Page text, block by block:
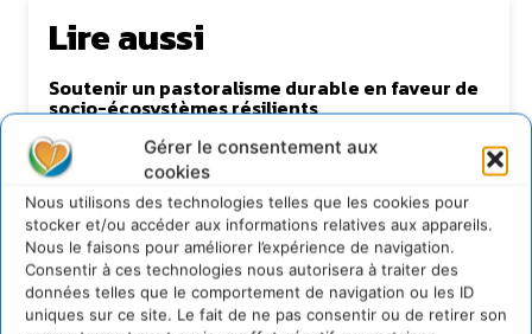
Gérer le consentement aux
cookies
Nous utilisons des technologies telles que les cookies pour
stocker et/ou accéder aux informations relatives aux appareils.
Nous le faisons pour améliorer l’expérience de navigation.
Consentir à ces technologies nous autorisera à traiter des
données telles que le comportement de navigation ou les ID
uniques sur ce site. Le fait de ne pas consentir ou de retirer son
Lire aussi
Soutenir un pastoralisme durable en faveur de
socio-écosystèmes résilients
6 août 2026
S’inspirer de l’arbre pour un modèle
économique régénératif du vivant …
5 août 2026
IPBES : le « GIEC de la biodiversité » appelle les
entreprises à devenir des alliées du vivant
4 août 2026